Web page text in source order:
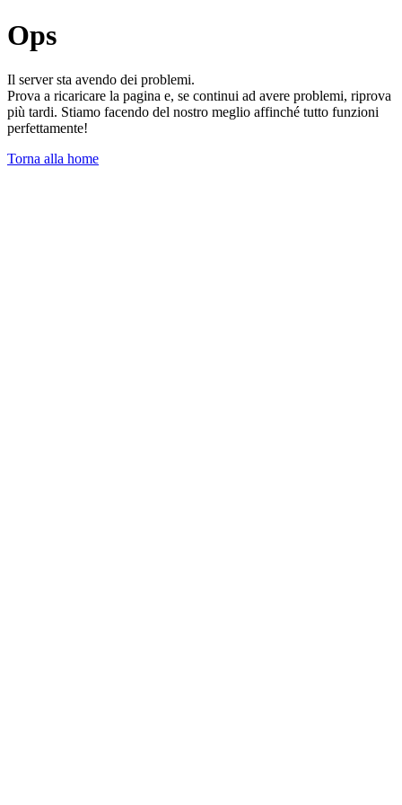
Ops
Il server sta avendo dei problemi.
Prova a ricaricare la pagina e, se continui ad avere problemi, riprova
più tardi. Stiamo facendo del nostro meglio affinché tutto funzioni
perfettamente!
Torna alla home